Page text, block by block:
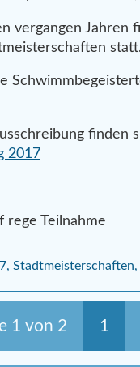
vergangen Jahren
finden
2017
Teilnahme
, Stadtmeisterschaften,
1 von 2 1